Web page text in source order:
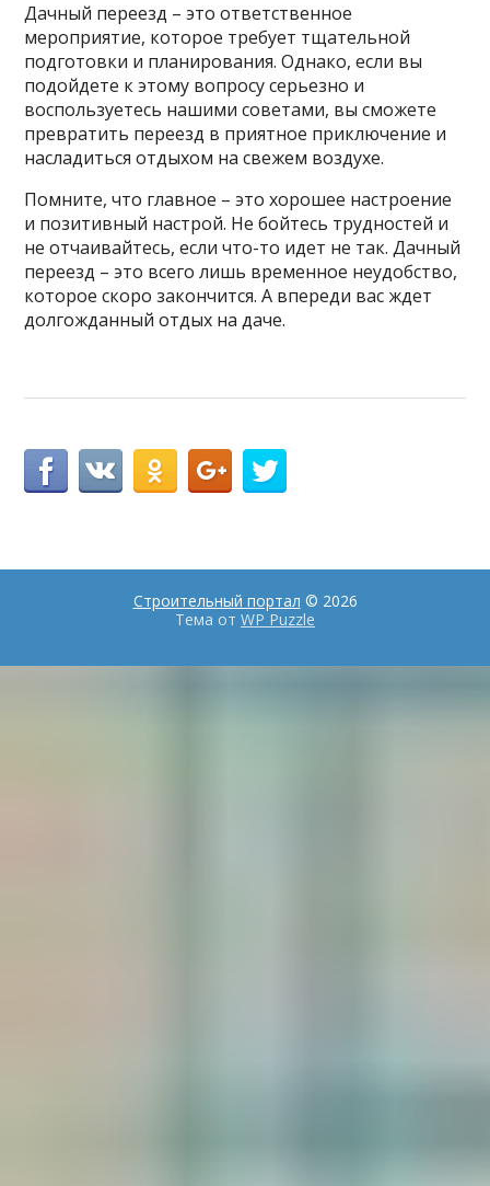
Дачный переезд – это ответственное
мероприятие, которое требует тщательной
подготовки и планирования. Однако, если вы
подойдете к этому вопросу серьезно и
воспользуетесь нашими советами, вы сможете
превратить переезд в приятное приключение и
насладиться отдыхом на свежем воздухе.
Помните, что главное – это хорошее настроение
и позитивный настрой. Не бойтесь трудностей и
не отчаивайтесь, если что-то идет не так. Дачный
переезд – это всего лишь временное неудобство,
которое скоро закончится. А впереди вас ждет
долгожданный отдых на даче.
Строительный портал © 2026
Тема от WP Puzzle